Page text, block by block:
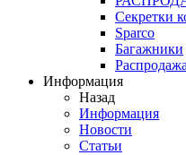
Секретки
Sparco
Багажники
Информация
Назад
Информация
Новости
Статьи